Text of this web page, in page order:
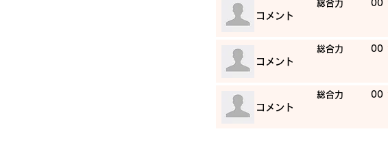
​総合力 00
​コメント
​総合力 00
​コメント
​総合力 00
​コメント